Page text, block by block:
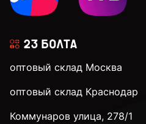
оптовый склад Москва
оптовый склад Краснодар
Коммунаров улица, 278/1